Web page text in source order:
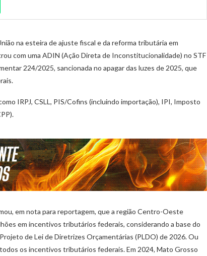
na esteira de ajuste fiscal e da reforma tributária em
com uma ADIN (Ação Direta de Inconstitucionalidade) no STF
224/2025, sancionada no apagar das luzes de 2025, que
IRPJ, CSLL, PIS/Cofins (incluindo importação), IPI, Imposto
em nota para reportagem, que a região Centro-Oeste
em incentivos tributários federais, considerando a base do
de Lei de Diretrizes Orçamentárias (PLDO) de 2026. Ou
os incentivos tributários federais. Em 2024, Mato Grosso